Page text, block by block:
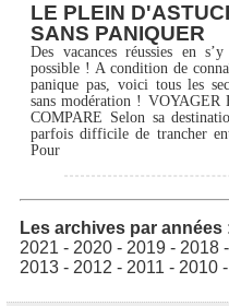
LE PLEIN
SANS PANIQUER
Des vacances réussies en
possible ! A condition de
panique pas, voici tous les
sans modération !
COMPARE Selon sa
parfois difficile de trancher
Pour
Les archives par années
2021 - 2020 - 2019 - 2018 -
2013 - 2012 - 2011 - 2010 -